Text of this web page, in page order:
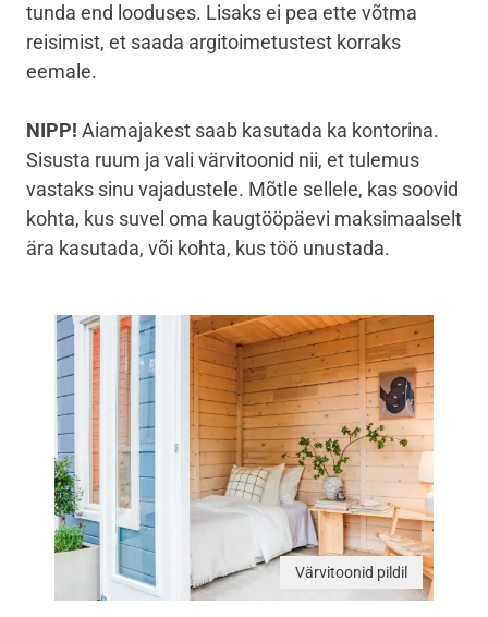
tunda end looduses. Lisaks ei pea ette võtma
reisimist, et saada argitoimetustest korraks
eemale.
NIPP! Aiamajakest saab kasutada ka kontorina.
Sisusta ruum ja vali värvitoonid nii, et tulemus
vastaks sinu vajadustele. Mõtle sellele, kas soovid
kohta, kus suvel oma kaugtööpäevi maksimaalselt
ära kasutada, või kohta, kus töö unustada.
Värvitoonid pildil